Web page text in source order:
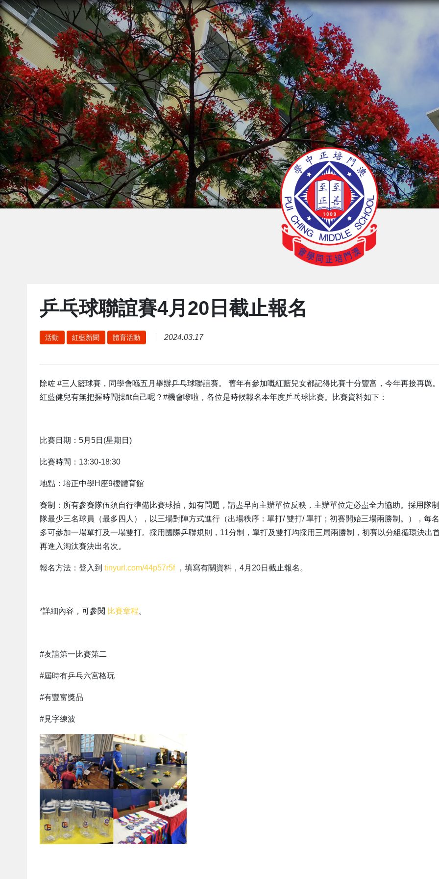
乒乓球聯誼賽4月20日截止報名
活動 紅藍新聞 體育活動 2024.03.17
除咗 #三人籃球賽，同學會喺五月舉辦乒乓球聯誼賽。 舊年有參加嘅紅藍兒女都記得比賽十分豐富，今年再接再厲
紅藍健兒有無把握時間操fit自己呢？#機會嚟啦，各位是時候報名本年度乒乓球比賽。比賽資料如下：
比賽日期：5月5日(星期日)
比賽時間：13:30-18:30
地點：培正中學H座9樓體育館
賽制：所有參賽隊伍須自行準備比賽球拍，如有問題，請盡早向主辦單位反映，主辦單位定必盡全力協助。採用隊
隊最少三名球員（最多四人），以三場對陣方式進行（出場秩序：單打/ 雙打/ 單打；初賽開始三場兩勝制。），每
多可參加一場單打及一場雙打。採用國際乒聯規則，11分制，單打及雙打均採用三局兩勝制，初賽以分組循環決出
再進入淘汰賽決出名次。
報名方法：登入到 tinyurl.com/44p57r5f，填寫有關資料，4月20日截止報名。
*詳細內容，可參閱 比賽章程。
#友誼第一比賽第二
#屆時有乒乓六宮格玩
#有豐富獎品
#見字練波